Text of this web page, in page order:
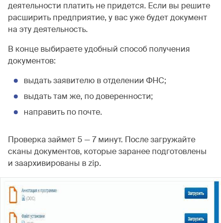
деятельности платить не придется. Если вы решите
расширить предприятие, у вас уже будет документ
на эту деятельность.
В конце выбираете удобный способ получения
документов:
выдать заявителю в отделении ФНС;
выдать там же, по доверенности;
направить по почте.
Проверка займет 5 — 7 минут. После загружайте
сканы документов, которые заранее подготовлены
и заархивированы в zip.